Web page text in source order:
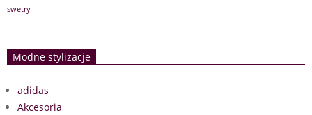
swetry
Modne stylizacje
adidas
Akcesoria